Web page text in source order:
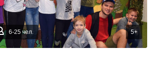
6-25 чел. 5+